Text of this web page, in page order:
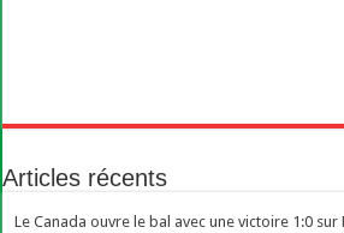
Articles récents
Le Canada ouvre le bal avec une victoire 1:0